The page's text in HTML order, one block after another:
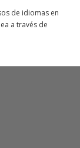
de idiomas en
a través de